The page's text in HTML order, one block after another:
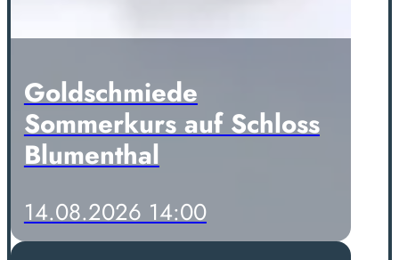
Goldschmiede
Sommerkurs auf Schloss
Blumenthal
14.08.2026 14:00